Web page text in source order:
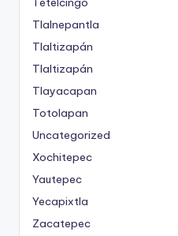
Tlalnepantla
Tlaltizapán
Tlaltizapán
Tlayacapan
Totolapan
Uncategorized
Xochitepec
Yautepec
Yecapixtla
Zacatepec